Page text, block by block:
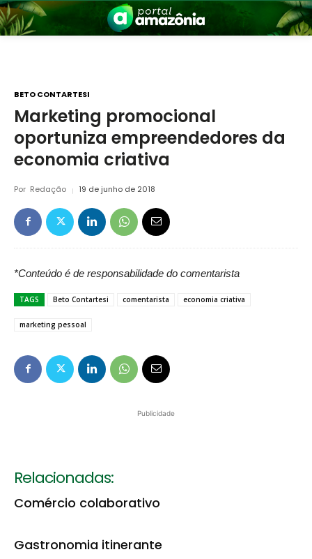
Amazônia
BETO CONTARTESI
Marketing promocional
oportuniza empreendedores da
economia criativa
Por Redação 19 de junho de 2018
*Conteúdo é de responsabilidade do comentarista
TAGS Beto Contartesi comentarista economia criativa
marketing pessoal
Publicidade
Relacionadas:
Comércio colaborativo
Gastronomia itinerante